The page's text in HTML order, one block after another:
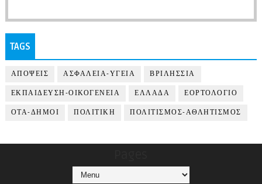
TAGS
ΑΠΟΨΕΙΣ ΑΣΦΑΛΕΙΑ-ΥΓΕΙΑ ΒΡΙΛΗΣΣΙΑ
ΕΚΠΑΙΔΕΥΣΗ-ΟΙΚΟΓΕΝΕΙΑ ΕΛΛΑΔΑ ΕΟΡΤΟΛΟΓΙΟ
ΟΤΑ-ΔΗΜΟΙ ΠΟΛΙΤΙΚΗ ΠΟΛΙΤΙΣΜΟΣ-ΑΘΛΗΤΙΣΜΟΣ